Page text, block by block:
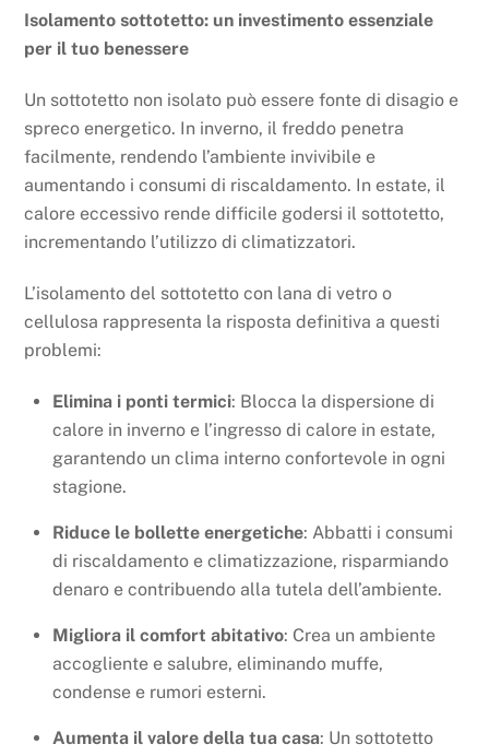
Isolamento sottotetto: un investimento essenziale
per il tuo benessere
Un sottotetto non isolato può essere fonte di disagio e
spreco energetico. In inverno, il freddo penetra
facilmente, rendendo l’ambiente invivibile e
aumentando i consumi di riscaldamento. In estate, il
calore eccessivo rende difficile godersi il sottotetto,
incrementando l’utilizzo di climatizzatori.
L’isolamento del sottotetto con lana di vetro o
cellulosa rappresenta la risposta definitiva a questi
problemi:
Elimina i ponti termici: Blocca la dispersione di
calore in inverno e l’ingresso di calore in estate,
garantendo un clima interno confortevole in ogni
stagione.
Riduce le bollette energetiche: Abbatti i consumi
di riscaldamento e climatizzazione, risparmiando
denaro e contribuendo alla tutela dell’ambiente.
Migliora il comfort abitativo: Crea un ambiente
accogliente e salubre, eliminando muffe,
condense e rumori esterni.
Aumenta il valore della tua casa: Un sottotetto